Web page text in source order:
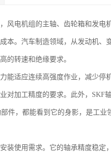
风电机组的主轴、齿轮箱和发电
本。汽车制造领域，从发动机、
的转速和绝缘要求。
能适应连续高强度作业，减少停机
对加工精度的要求。此外，SKF
件，都能看到它的身影，是工业
装使用需求。它的轴承精度稳定